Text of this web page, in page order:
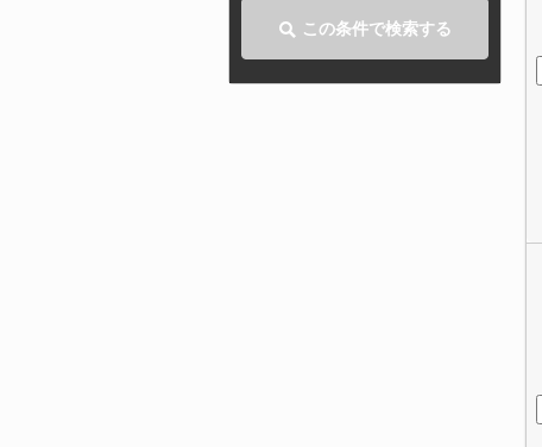
この条件で検索する